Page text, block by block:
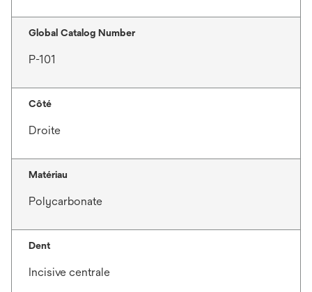
Global Catalog Number
P-101
Côté
Droite
Matériau
Polycarbonate
Dent
Incisive centrale